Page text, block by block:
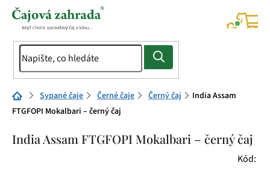
Přejít
Domů Sypané čaje Černé čaje Černý čaj
India Assam
FTGFOPI Mokalbari – černý čaj
India Assam FTGFOPI Mokalbari – černý čaj
Kód: